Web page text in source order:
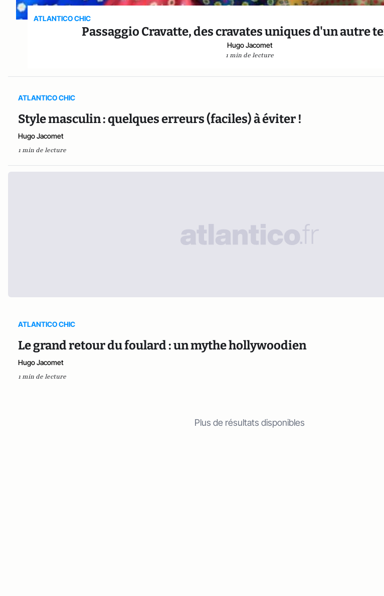
ATLANTICO CHIC
Passaggio Cravatte, des cravates uniques d'un autre
Hugo Jacomet
1 min de lecture
ATLANTICO CHIC
Style masculin : quelques erreurs (faciles) à éviter !
Hugo Jacomet
1 min de lecture
ATLANTICO CHIC
Le grand retour du foulard : un mythe hollywoodien
Hugo Jacomet
1 min de lecture
Plus de résultats disponibles